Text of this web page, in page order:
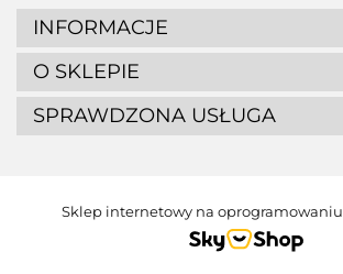
INFORMACJE
O SKLEPIE
SPRAWDZONA USŁUGA
Sklep internetowy na